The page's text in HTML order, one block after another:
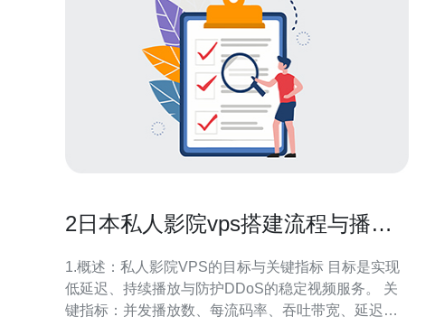
2日本私人影院vps搭建流程与播放
1.概述：私人影院VPS的目标与关键指标 目标是实现
低延迟、持续播放与防护DDoS的稳定视频服务。 关
键指标：并发播放数、每流码率、吞吐带宽、延迟与